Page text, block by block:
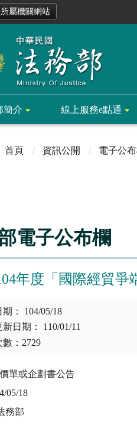
屬機關網站
簡介 線上服務e點通
首頁
資訊公開 電子公
電子公布欄
年度「國際經貿
： 104/05/18
日期： 110/01/11
：2729
單或企劃書公告
05/18
務部